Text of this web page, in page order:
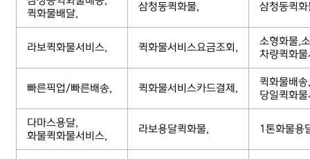
퀵화물배달,
삼청동퀵화물, 삼청동퀵
라보퀵화물서비스, 퀵화물서비스요금조회,
소형화물,
차량퀵화
빠른픽업/빠른배송, 퀵화물서비스카드결제,
퀵화물배
당일퀵화
다마스용달,
화물퀵화물서비스,
라보용달퀵화물, 1톤화물용